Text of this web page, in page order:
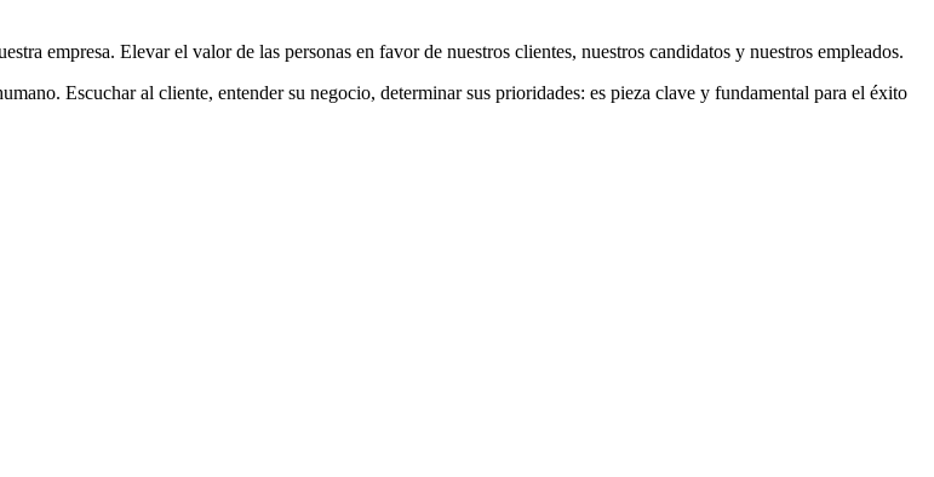
empresa. Elevar el valor de las personas en favor de nuestros clientes, nuestros candidatos y nuestros empleados.
Escuchar al cliente, entender su negocio, determinar sus prioridades: es pieza clave y fundamental para el éxito